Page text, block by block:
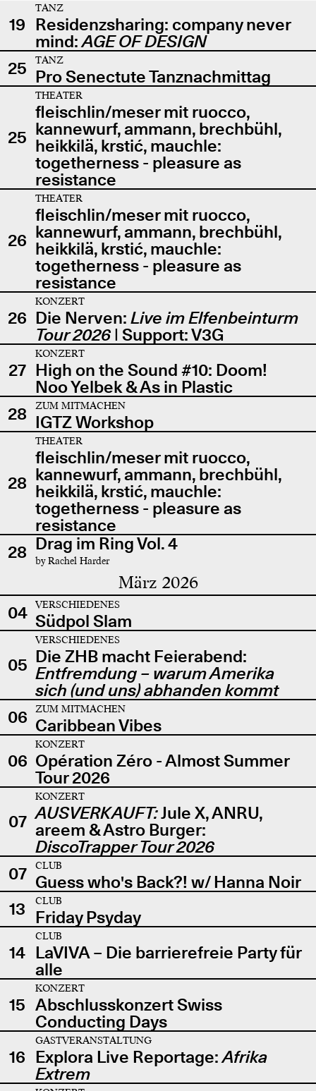
19
TANZ
Residenzsharing: company never
mind:AGE OF DESIGN
25
TANZ
Pro Senectute Tanznachmittag
25
THEATER
fleischlin/meser mit ruocco,
kannewurf, ammann, brechbühl,
heikkilä, krstić, mauchle:
togetherness - pleasure as
resistance
26
THEATER
fleischlin/meser mit ruocco,
kannewurf, ammann, brechbühl,
heikkilä, krstić, mauchle:
togetherness - pleasure as
resistance
26
KONZERT
Die Nerven: Live im Elfenbeinturm
Tour 2026| Support: V3G
27
KONZERT
High on the Sound #10: Doom!
Noo Yelbek & As in Plastic
28
ZUM MITMACHEN
IGTZ Workshop
28
THEATER
fleischlin/meser mit ruocco,
kannewurf, ammann, brechbühl,
heikkilä, krstić, mauchle:
togetherness - pleasure as
resistance
28 Drag im Ring Vol. 4
by Rachel Harder
März 2026
04 VERSCHIEDENES
Südpol Slam
05
VERSCHIEDENES
Die ZHB macht Feierabend:
Entfremdung – warum Amerika
sich (und uns) abhanden kommt
06
ZUM MITMACHEN
Caribbean Vibes
06
KONZERT
Opération Zéro - Almost Summer
Tour 2026
07
KONZERT
AUSVERKAUFT:Jule X, ANRU,
areem & Astro Burger:
DiscoTrapper Tour 2026
07
CLUB
Guess who's Back?! w/ Hanna Noir
13
CLUB
Friday Psyday
14
CLUB
LaVIVA – Die barrierefreie Party für
alle
15
KONZERT
Abschlusskonzert Swiss
Conducting Days
16
GASTVERANSTALTUNG
Explora Live Reportage:Afrika
Extrem